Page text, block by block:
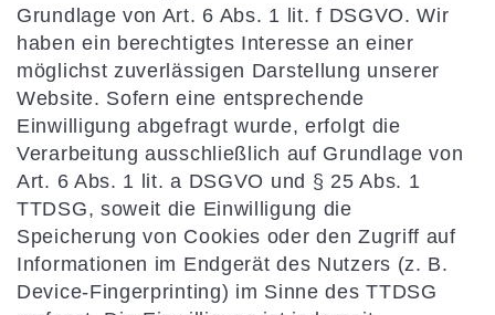
Grundlage von Art. 6 Abs. 1 lit. f DSGVO. Wir
haben ein berechtigtes Interesse an einer
möglichst zuverlässigen Darstellung unserer
Website. Sofern eine entsprechende
Einwilligung abgefragt wurde, erfolgt die
Verarbeitung ausschließlich auf Grundlage von
Art. 6 Abs. 1 lit. a DSGVO und § 25 Abs. 1
TTDSG, soweit die Einwilligung die
Speicherung von Cookies oder den Zugriff auf
Informationen im Endgerät des Nutzers (z. B.
Device-Fingerprinting) im Sinne des TTDSG